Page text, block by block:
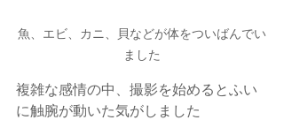
魚、エビ、カニ、貝などが体をついばんでい
ました
複雑な感情の中、撮影を始めるとふい
に触腕が動いた気がしました